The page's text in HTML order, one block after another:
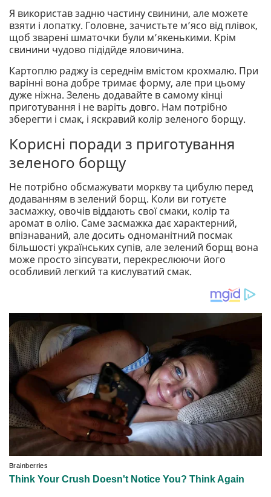
Я використав задню частину свинини, але можете
взяти і лопатку. Головне, зачистьте м’ясо від плівок,
щоб зварені шматочки були м’якенькими. Крім
свинини чудово підідйде яловичина.
Картоплю раджу із середнім вмістом крохмалю. При
варінні вона добре тримає форму, але при цьому
дуже ніжна. Зелень додавайте в самому кінці
приготування і не варіть довго. Нам потрібно
зберегти і смак, і яскравий колір зеленого борщу.
Корисні поради з приготування
зеленого борщу
Не потрібно обсмажувати моркву та цибулю перед
додаванням в зелений борщ. Коли ви готуєте
засмажку, овочів віддають свої смаки, колір та
аромат в олію. Саме засмажка дає характерний,
впізнаваний, але досить одноманітний посмак
більшості українських супів, але зелений борщ вона
може просто зіпсувати, перекреслюючи його
особливий легкий та кислуватий смак.